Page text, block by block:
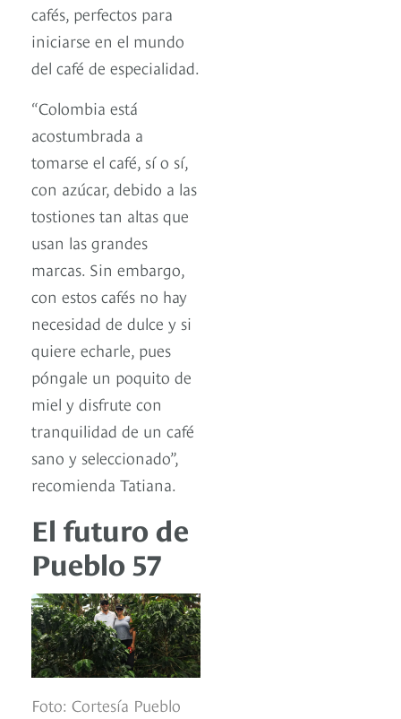
cafés, perfectos para
iniciarse en el mundo
del café de especialidad.
“Colombia está
acostumbrada a
tomarse el café, sí o sí,
con azúcar, debido a las
tostiones tan altas que
usan las grandes
marcas. Sin embargo,
con estos cafés no hay
necesidad de dulce y si
quiere echarle, pues
póngale un poquito de
miel y disfrute con
tranquilidad de un café
sano y seleccionado”,
recomienda Tatiana.
El futuro de
Pueblo 57
Foto: Cortesía Pueblo